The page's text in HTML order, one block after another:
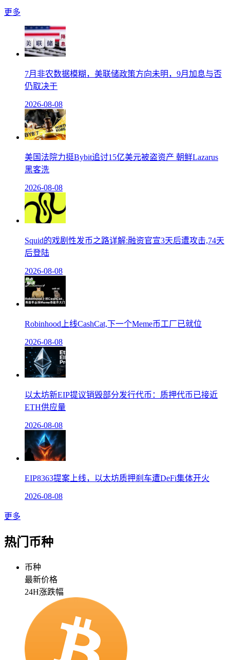
更多
7月非农数据模糊，美联储政策方向未明，9月加息与否
仍取决于
2026-08-08
美国法院力挺Bybit追讨15亿美元被盗资产 朝鲜Lazarus
黑客洗
2026-08-08
Squid的戏剧性发币之路详解:融资官宣3天后遭攻击,74天
后登陆
2026-08-08
Robinhood上线CashCat,下一个Meme币工厂已就位
2026-08-08
以太坊新EIP提议销毁部分发行代币：质押代币已接近
ETH供应量
2026-08-08
EIP8363提案上线，以太坊质押刹车遭DeFi集体开火
2026-08-08
更多
热门币种
币种
最新价格
24H涨跌幅